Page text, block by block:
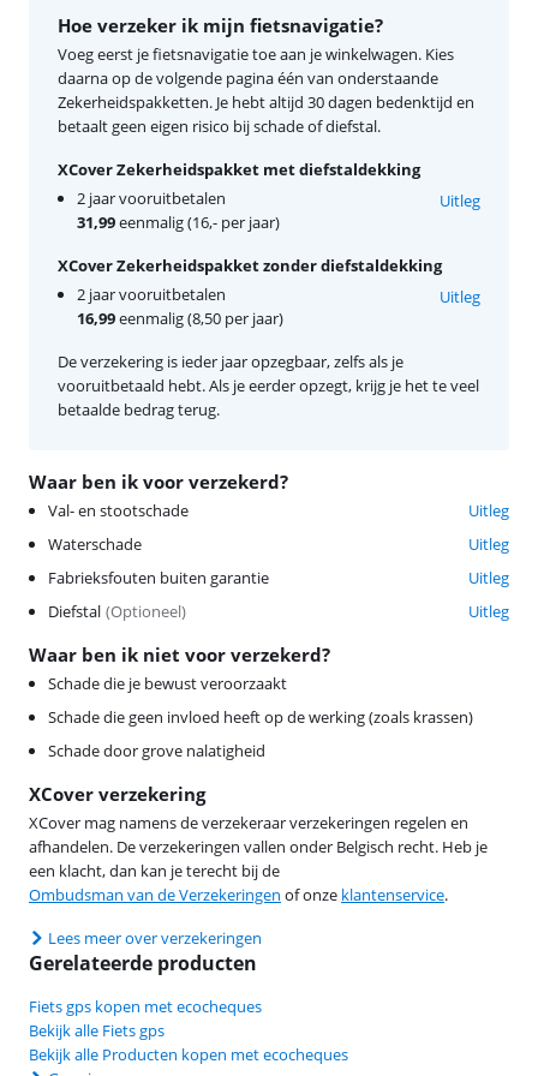
Waar ben ik voor verzekerd?
Val- en stootschade
Uitleg
Waterschade
Uitleg
Fabrieksfouten buiten garantie
Uitleg
Diefstal (Optioneel) Uitleg
Waar ben ik niet voor verzekerd?
Schade die je bewust veroorzaakt
Schade die geen invloed heeft op de werking (zoals krassen)
Schade door grove nalatigheid
XCover verzekering
XCover mag namens de verzekeraar verzekeringen regelen en
afhandelen. De verzekeringen vallen onder Belgisch recht. Heb je
een klacht, dan kan je terecht bij de
Ombudsman van de Verzekeringen of onze klantenservice.
Lees meer over verzekeringen
Hoe verzeker ik mijn fietsnavigatie?
Voeg eerst je fietsnavigatie toe aan je winkelwagen. Kies
daarna op de volgende pagina één van onderstaande
Zekerheidspakketten. Je hebt altijd 30 dagen bedenktijd en
betaalt geen eigen risico bij schade of diefstal.
XCover Zekerheidspakket met diefstaldekking
2 jaar vooruitbetalen
31,99eenmalig (16,- per jaar)
Uitleg
XCover Zekerheidspakket zonder diefstaldekking
2 jaar vooruitbetalen
16,99eenmalig (8,50 per jaar)
Uitleg
De verzekering is ieder jaar opzegbaar, zelfs als je
vooruitbetaald hebt. Als je eerder opzegt, krijg je het te veel
betaalde bedrag terug.
Gerelateerde producten
Fiets gps kopen met ecocheques
Bekijk alle Fiets gps
Bekijk alle Producten kopen met ecocheques